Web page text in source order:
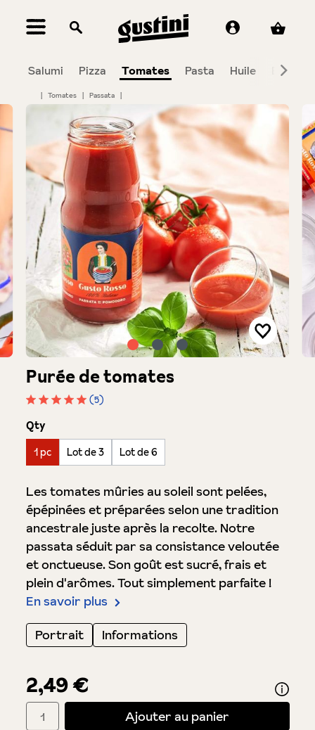
principal
Salumi Pizza Tomates Pasta Huile
| Tomates | Passata |
Bildergalerie überspringen
2,49 €
Purée de tomates
(5)
Les tomates mûries au soleil sont pelées,
épépinées et préparées selon une tradition
ancestrale juste après la recolte. Notre
passata séduit par sa consistance veloutée
et onctueuse. Son goût est sucré, frais et
plein d'arômes. Tout simplement parfaite !
En savoir plus
Portrait
Informations
Qtyauswählen
1 pc
Lot de 3 Lot de 6
Quantité de produit : Entrez la quantité souhaitée ou utilisez
Ajouter au panier